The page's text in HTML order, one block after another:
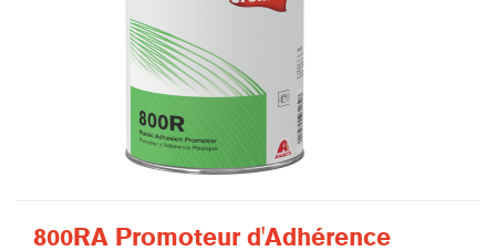
800RA Promoteur d'Adhérence